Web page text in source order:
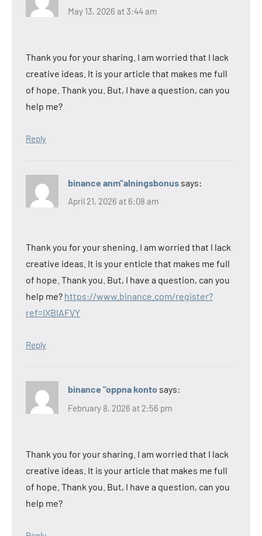
May 13, 2026 at 3:44 am
Thank you for your sharing. I am worried that I lack
creative ideas. It is your article that makes me full
of hope. Thank you. But, I have a question, can you
help me?
Reply
binance anm"alningsbonus says:
April 21, 2026 at 6:08 am
Thank you for your shening. I am worried that I lack
creative ideas. It is your enticle that makes me full
of hope. Thank you. But, I have a question, can you
help me? https://www.binance.com/register?
ref=IXBIAFVY
Reply
binance "oppna konto says:
February 8, 2026 at 2:56 pm
Thank you for your sharing. I am worried that I lack
creative ideas. It is your article that makes me full
of hope. Thank you. But, I have a question, can you
help me?